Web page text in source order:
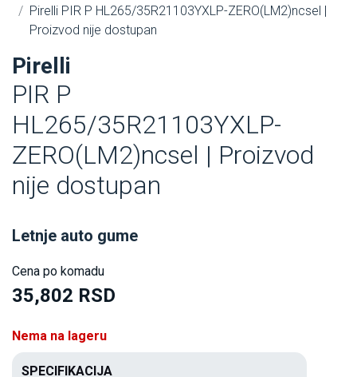
Pirelli PIR P HL265/35R21103YXLP-ZERO(LM2)ncsel |
Proizvod nije dostupan
Pirelli
PIR P
HL265/35R21103YXLP-
ZERO(LM2)ncsel | Proizvod
nije dostupan
Letnje auto gume
Cena po komadu
35,802 RSD
Nema na lageru
SPECIFIKACIJA